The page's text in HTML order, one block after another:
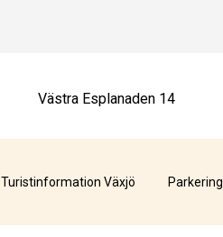
Västra Esplanaden 14
Turistinformation Växjö Parkering